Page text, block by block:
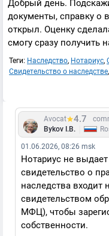
Добрый день.
документы, справку о
открыл. Оценку
смогу сразу получить
Теги: Наследство, Нотариус,
Свидетельство о наследстве,
Avocat 4.7
Bykov I.B.
01.06.2026, 08:26 msk
Нотариус не
свидетельство о
наследства входит
свидетельством
МФЦ), чтобы
собственности.